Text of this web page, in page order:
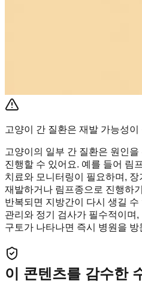
고양이 간 질환은 재발 가능성
고양이의 일부 간 질환은 원인
진행할 수 있어요. 예를 들어 림
치료와 모니터링이 필요하며,
재발하거나 림프종으로 진행하
반복되면 지방간이 다시 생길
관리와 정기 검사가 필수적이며
구토가 나타나면 즉시 병원을 방
이 콘텐츠를 감수한